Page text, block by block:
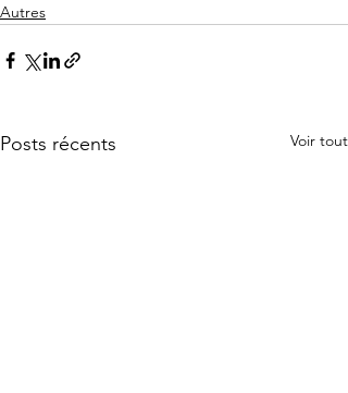
Autres
Posts récents Voir tout